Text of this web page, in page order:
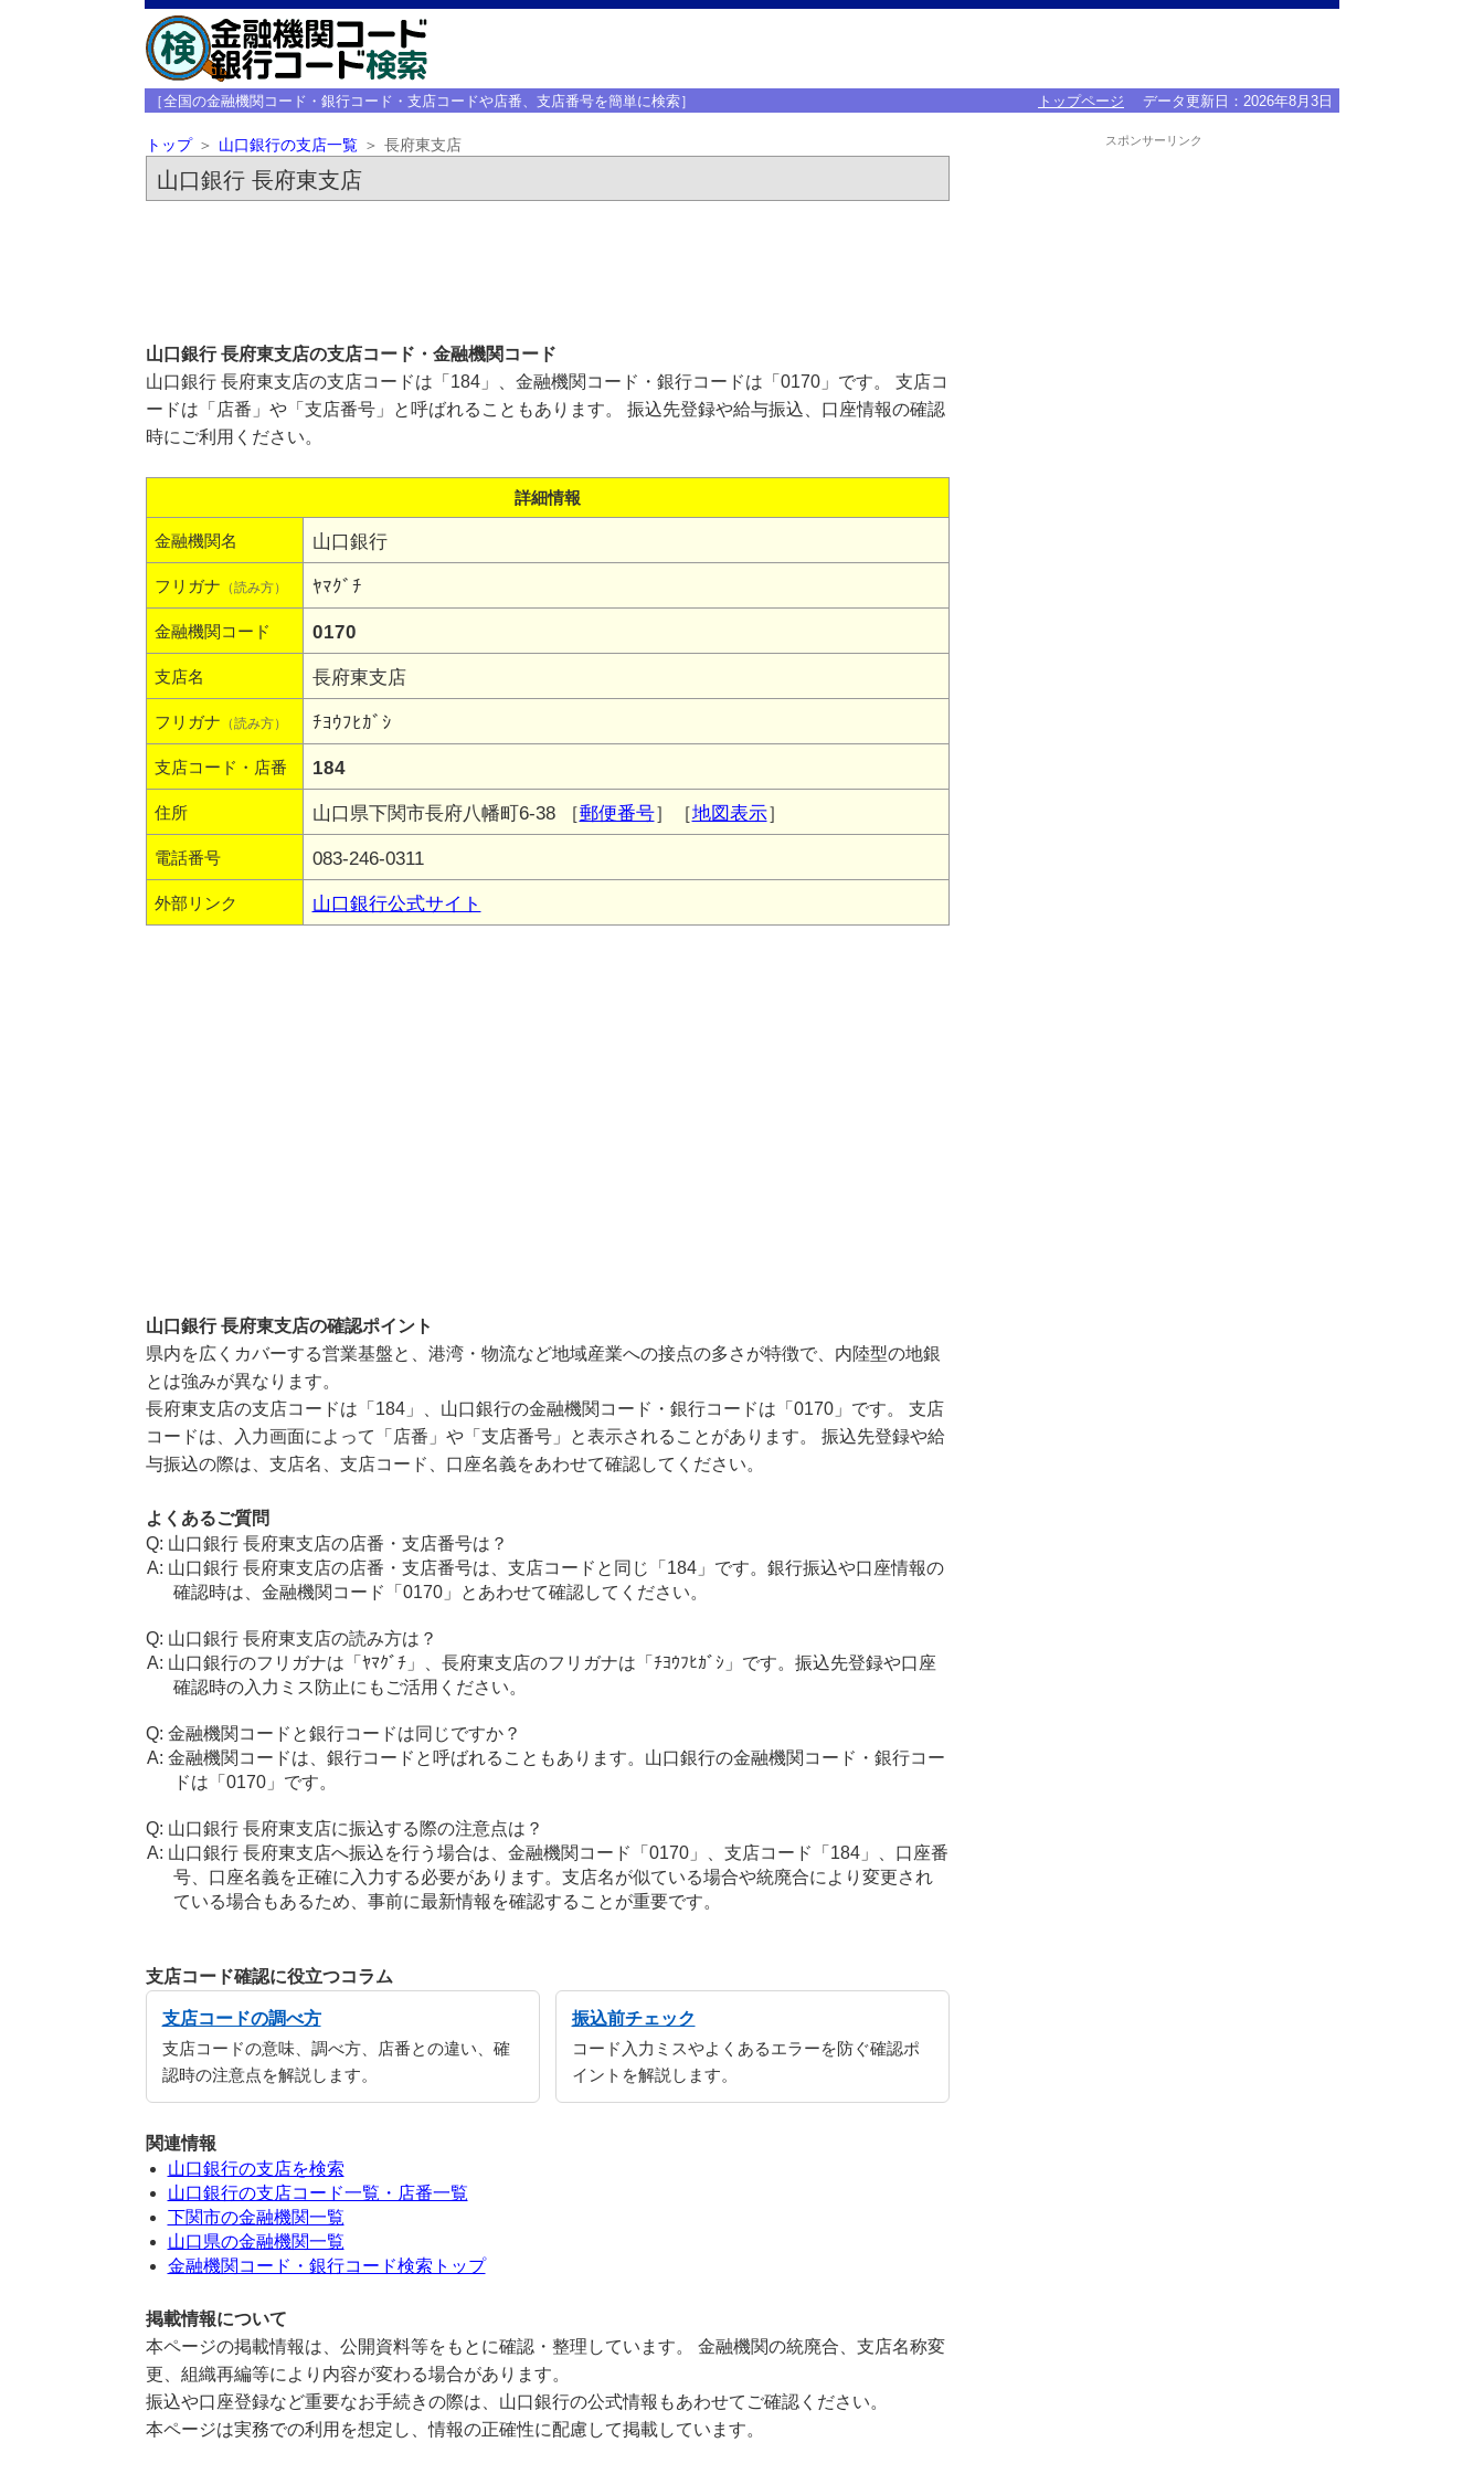
［全国の金融機関コード・銀行コード・支店コードや店番、支店番号を簡単に検索］ トップページ データ更新日： 2026年8月3日
トップ 山口銀行の支店一覧 長府東支店
山口銀行 長府東支店
山口銀行 長府東支店の支店コード・金融機関コード
山口銀行 長府東支店の支店コードは「184」、金融機関コード・銀行コードは「0170」です。 支店コ
ードは「店番」や「支店番号」と呼ばれることもあります。 振込先登録や給与振込、口座情報の確認
時にご利用ください。
詳細情報
金融機関名 山口銀行
フリガナ （読み方） ﾔﾏｸﾞﾁ
金融機関コード 0170
支店名 長府東支店
フリガナ （読み方） ﾁﾖｳﾌﾋｶﾞｼ
支店コード・店番 184
住所 山口県下関市長府八幡町6-38 ［郵便番号］［地図表示］
電話番号 083-246-0311
外部リンク 山口銀行公式サイト
山口銀行 長府東支店の確認ポイント
県内を広くカバーする営業基盤と、港湾・物流など地域産業への接点の多さが特徴で、内陸型の地銀
とは強みが異なります。
長府東支店の支店コードは「184」、山口銀行の金融機関コード・銀行コードは「0170」です。 支店
コードは、入力画面によって「店番」や「支店番号」と表示されることがあります。 振込先登録や給
与振込の際は、支店名、支店コード、口座名義をあわせて確認してください。
よくあるご質問
山口銀行 長府東支店の店番・支店番号は？
山口銀行 長府東支店の店番・支店番号は、支店コードと同じ「184」です。銀行振込や口座情報の
確認時は、金融機関コード「0170」とあわせて確認してください。
山口銀行 長府東支店の読み方は？
山口銀行のフリガナは「ﾔﾏｸﾞﾁ」、長府東支店のフリガナは「ﾁﾖｳﾌﾋｶﾞｼ」です。振込先登録や口座
確認時の入力ミス防止にもご活用ください。
金融機関コードと銀行コードは同じですか？
金融機関コードは、銀行コードと呼ばれることもあります。山口銀行の金融機関コード・銀行コー
ドは「0170」です。
山口銀行 長府東支店に振込する際の注意点は？
山口銀行 長府東支店へ振込を行う場合は、金融機関コード「0170」、支店コード「184」、口座番
号、口座名義を正確に入力する必要があります。支店名が似ている場合や統廃合により変更され
ている場合もあるため、事前に最新情報を確認することが重要です。
支店コード確認に役立つコラム
支店コードの調べ方
支店コードの意味、調べ方、店番との違い、確
認時の注意点を解説します。
振込前チェック
コード入力ミスやよくあるエラーを防ぐ確認ポ
イントを解説します。
関連情報
山口銀行の支店を検索
山口銀行の支店コード一覧・店番一覧
下関市の金融機関一覧
山口県の金融機関一覧
金融機関コード・銀行コード検索トップ
掲載情報について
本ページの掲載情報は、公開資料等をもとに確認・整理しています。 金融機関の統廃合、支店名称変
更、組織再編等により内容が変わる場合があります。
振込や口座登録など重要なお手続きの際は、山口銀行の公式情報もあわせてご確認ください。
本ページは実務での利用を想定し、情報の正確性に配慮して掲載しています。
スポンサーリンク